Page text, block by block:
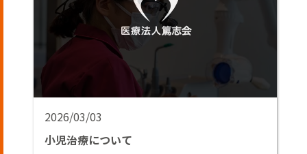
2026/03/03
小児治療について